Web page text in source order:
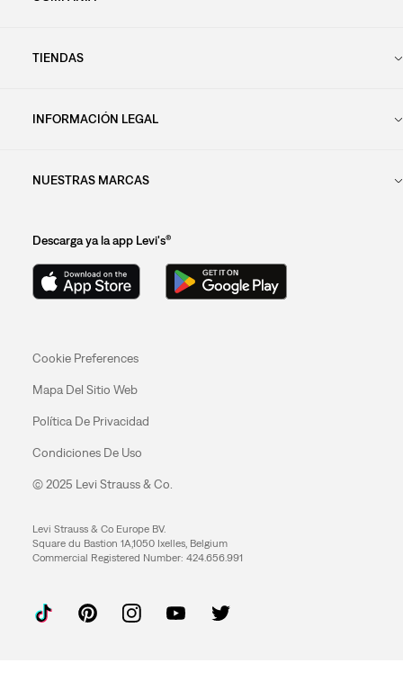
TIENDAS
INFORMACIÓN LEGAL
NUESTRAS MARCAS
Descarga ya la app Levi's®
Cookie Preferences
Mapa Del Sitio Web
Política De Privacidad
Condiciones De Uso
© 2025 Levi Strauss & Co.
Levi Strauss & Co Europe BV.
Square du Bastion 1A,1050 Ixelles, Belgium
Commercial Registered Number: 424.656.991